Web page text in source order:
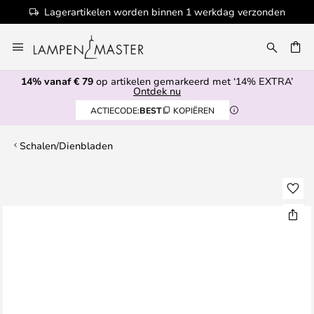
Lagerartikelen worden binnen 1 werkdag verzonden
naar
de
inhoud
14% vanaf € 79 op artikelen gemarkeerd met ‘14% EXTRA’
Ontdek nu
ACTIECODE:BEST KOPIËREN
Schalen/Dienbladen